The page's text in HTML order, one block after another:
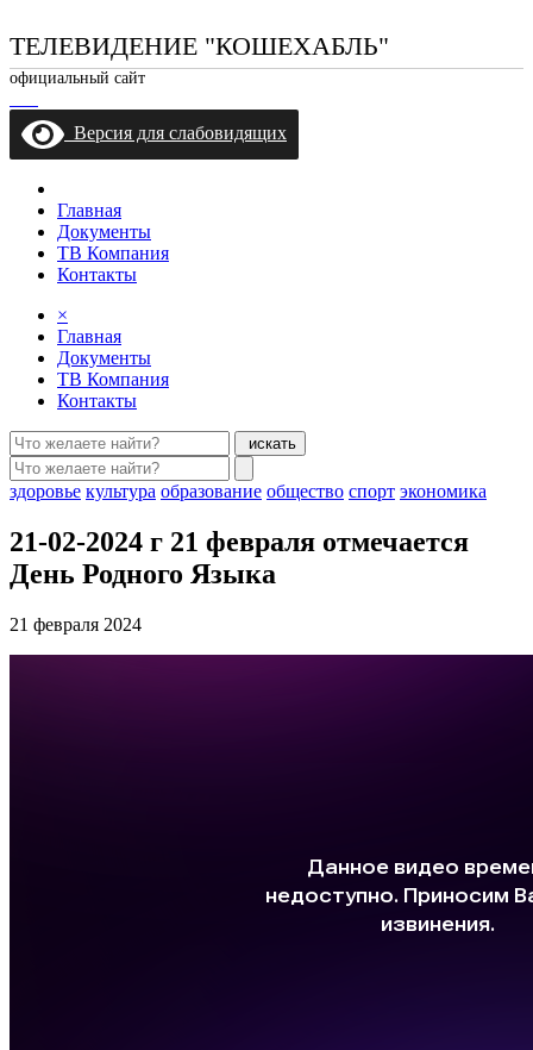
ТЕЛЕВИДЕНИЕ "КОШЕХАБЛЬ"
официальный сайт
Версия для слабовидящих
Главная
Документы
ТВ Компания
Контакты
×
Главная
Документы
ТВ Компания
Контакты
искать
здоровье культура образование общество спорт экономика
21-02-2024 г 21 февраля отмечается
День Родного Языка
21 февраля 2024